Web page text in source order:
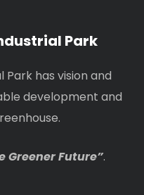
Park
Park has vision and
development and
Greener Future”.